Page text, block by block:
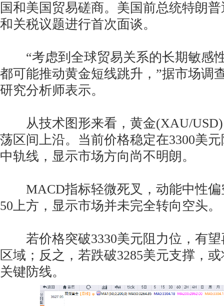
国和美国贸易磋商。美国前总统特朗
和关税议题进行首次面谈。
“考虑到全球贸易关系的长期敏感性
都可能推动黄金短线跳升，”据市场调
研究分析师表示。
从技术图形来看，黄金(XAU/USD)
荡区间上沿。当前价格稳定在3300美
中轨线，显示市场方向尚不明朗。
MACD指标轻微死叉，动能中性偏
50上方，显示市场并未完全转向空头。
若价格突破3330美元阻力位，有望
区域；反之，若跌破3285美元支撑，
关键防线。